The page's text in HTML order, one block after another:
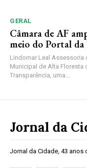
GERAL
Câmara de AF
meio do Portal
Lindomar Leal Assessoria
Municipal de Alta
Transparência, uma...
Jornal da
Jornal da Cidade, 43 anos